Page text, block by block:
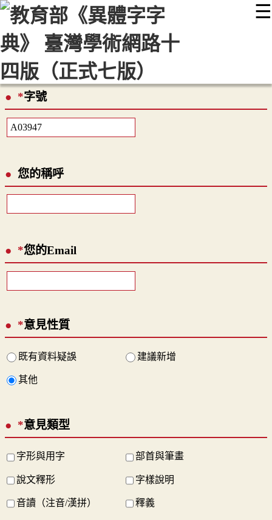
☰
::: 最新消息 常見問題 編輯說明
顯示模式
網站導覽
*字號
您的稱呼
*您的Email
*意見性質
既有資料疑誤 建議新增
其他
*意見類型
字形與用字 部首與筆畫
說文釋形 字樣說明
音讀（注音/漢拼） 釋義